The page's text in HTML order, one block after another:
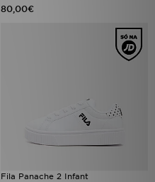
80,00€
Fila Panache 2 Infant